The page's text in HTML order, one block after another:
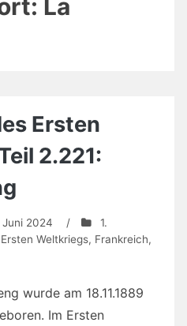
La
Ersten
2.221:
Juni 2024 /
1.
Weltkriegs, Frankreich,
wurde am 18.11.1889
Im Ersten